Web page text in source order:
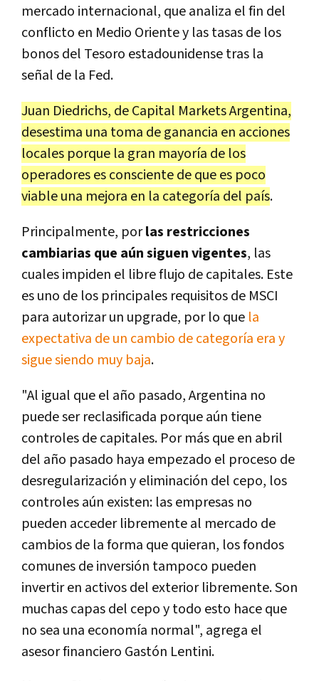
mercado internacional, que analiza el fin del
conflicto en Medio Oriente y las tasas de los
bonos del Tesoro estadounidense tras la
señal de la Fed.
Juan Diedrichs, de Capital Markets Argentina,
desestima una toma de ganancia en acciones
locales porque la gran mayoría de los
operadores es consciente de que es poco
viable una mejora en la categoría del país.
Principalmente, porlas restricciones
cambiarias que aún siguen vigentes, las
cuales impiden el libre flujo de capitales. Este
es uno de los principales requisitos de MSCI
para autorizar un upgrade, por lo que la
expectativa de un cambio de categoría era y
sigue siendo muy baja.
"Al igual que el año pasado, Argentina no
puede ser reclasificada porque aún tiene
controles de capitales. Por más que en abril
del año pasado haya empezado el proceso de
desregularización y eliminación del cepo, los
controles aún existen: las empresas no
pueden acceder libremente al mercado de
cambios de la forma que quieran, los fondos
comunes de inversión tampoco pueden
invertir en activos del exterior libremente. Son
muchas capas del cepo y todo esto hace que
no sea una economía normal", agrega el
asesor financiero Gastón Lentini.